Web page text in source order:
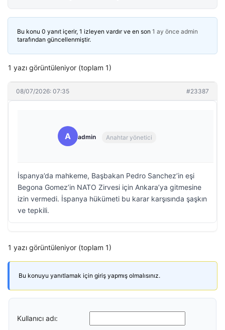
Bu konu 0 yanıt içerir, 1 izleyen vardır ve en son 1 ay önce admin
tarafından güncellenmiştir.
1 yazı görüntüleniyor (toplam 1)
08/07/2026: 07:35 #23387
A admin Anahtar yönetici
İspanya’da mahkeme, Başbakan Pedro Sanchez’in eşi
Begona Gomez’in NATO Zirvesi için Ankara’ya gitmesine
izin vermedi. İspanya hükümeti bu karar karşısında şaşkın
ve tepkili.
1 yazı görüntüleniyor (toplam 1)
Bu konuyu yanıtlamak için giriş yapmış olmalısınız.
Kullanıcı adı: